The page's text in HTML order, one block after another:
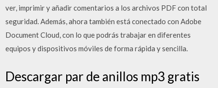
ver, imprimir y añadir comentarios a los archivos PDF con total
seguridad. Además, ahora también está conectado con Adobe
Document Cloud, con lo que podrás trabajar en diferentes
equipos y dispositivos móviles de forma rápida y sencilla.
Descargar par de anillos mp3 gratis